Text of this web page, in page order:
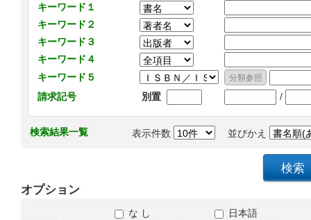
キーワード１
キーワード２
キーワード３
キーワード４
キーワード５
請求記号
別置 /
検索結果一覧 表示件数 並びかえ
オプション
な し
日本語